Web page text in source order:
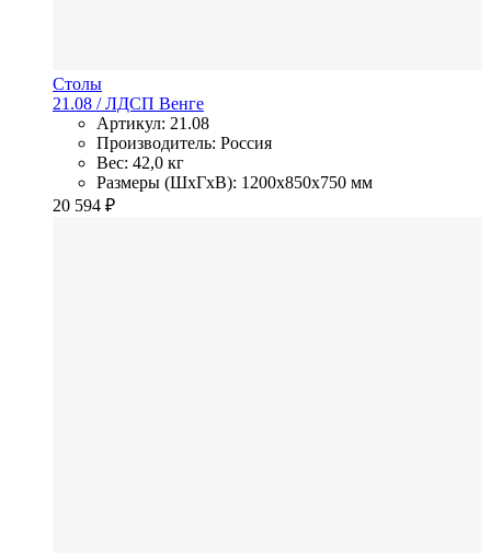
Столы
21.08 / ЛДСП Венге
Артикул: 21.08
Производитель: Россия
Вес: 42,0 кг
Размеры (ШхГхВ): 1200x850x750 мм
20 594 ₽